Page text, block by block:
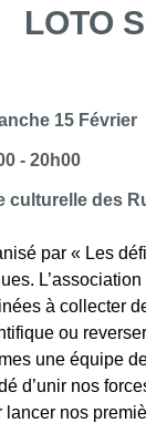
LOTO
15 Février
- 20h00
culturelle des
par « Les
à collecter
ou
une équipe
d’unir nos
lancer nos